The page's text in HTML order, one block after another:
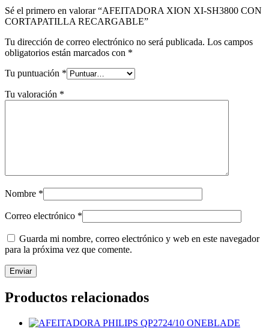
Sé el primero en valorar “AFEITADORA XION XI-SH3800 CON
CORTAPATILLA RECARGABLE”
Tu dirección de correo electrónico no será publicada. Los campos
obligatorios están marcados con *
Tu puntuación *
Tu valoración *
Nombre *
Correo electrónico *
Guarda mi nombre, correo electrónico y web en este navegador
para la próxima vez que comente.
Productos relacionados